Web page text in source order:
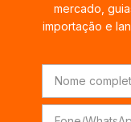
mercado,
importação e